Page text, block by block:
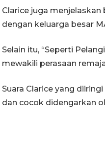
Clarice juga menjelaskan
dengan keluarga besar
Selain itu, “Seperti
mewakili perasaan
Suara Clarice yang
dan cocok didengarkan